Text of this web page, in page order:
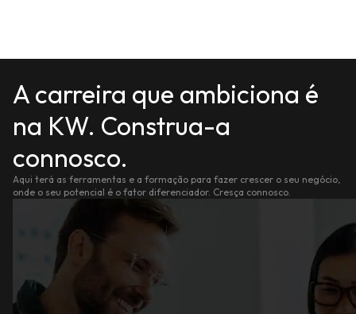
A carreira que ambiciona é
na KW. Construa-a
connosco.
Aqui terá as ferramentas e a formação para fazer crescer o seu negócio,
onde o seu potencial é o fator diferenciador. Cresça connosco.